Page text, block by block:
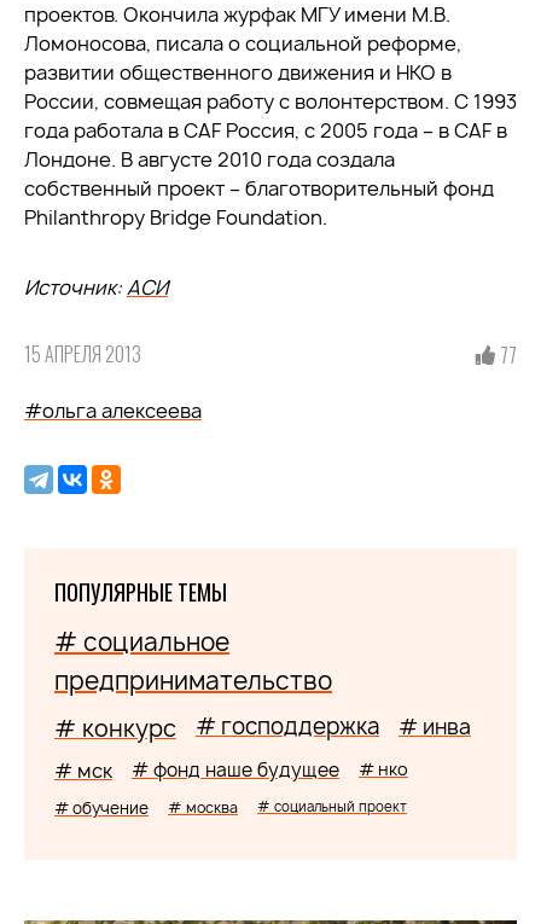
проектов. Окончила журфак МГУ имени М.В.
Ломоносова, писала о социальной реформе,
развитии общественного движения и НКО в
России, совмещая работу с волонтерством. С 1993
года работала в CAF Россия, с 2005 года – в CAF в
Лондоне. В августе 2010 года создала
собственный проект – благотворительный фонд
Philanthropy Bridge Foundation.
Источник:АСИ
15 АПРЕЛЯ 2013 77
#ольга алексеева
ПОПУЛЯРНЫЕ ТЕМЫ
# социальное
предпринимательство
# конкурс # господдержка # инва
# мск # фонд наше будущее # нко
# обучение # москва # социальный проект